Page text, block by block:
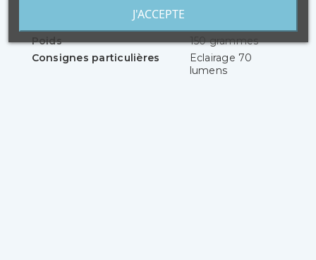
Poids
150 grammes
Consignes particulières
Eclairage 70
lumens
J'ACCEPTE